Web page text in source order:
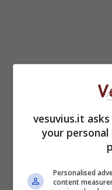
vesuvius.it
your
Personalised
content